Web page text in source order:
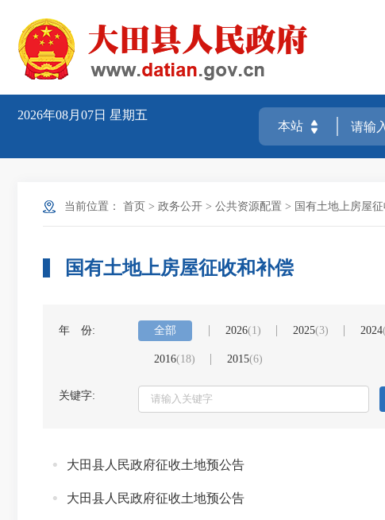
2026年08月07日 星期五
当前位置： 首页 > 政务公开 > 公共资源配置 > 国有土地上房屋
国有土地上房屋征收和补偿
年 份: 全部 2026(1) 2025(3) 2024
2016(18) 2015(6)
关键字:
大田县人民政府征收土地预公告
大田县人民政府征收土地预公告